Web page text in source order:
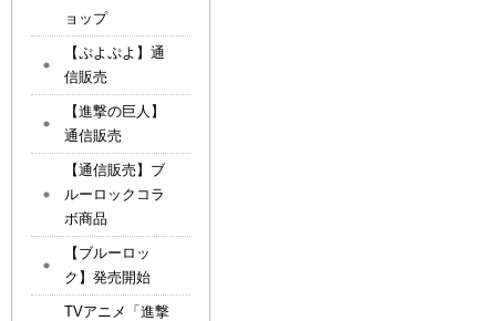
ョップ
【ぷよぷよ】通
信販売
【進撃の巨人】
通信販売
【通信販売】ブ
ルーロックコラ
ボ商品
【ブルーロッ
ク】発売開始
TVアニメ「進撃